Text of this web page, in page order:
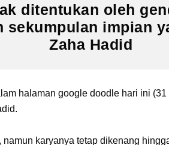
ditentukan oleh
sekumpulan impian
Zaha Hadid
halaman google doodle hari ini
karyanya tetap dikenang